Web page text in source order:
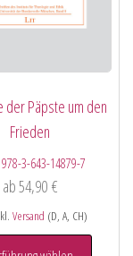
der Päpste um den
Frieden
978-3-643-14879-7
ab54,90 €
Versand (D, A, CH)